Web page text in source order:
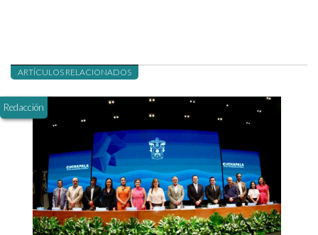
ARTÍCULOS RELACIONADOS
Redacción